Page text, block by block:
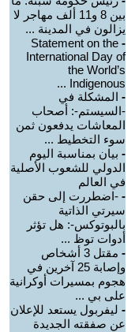
بين 8 و11 ألف مهاجر لا
يزالون في المدينة ...
-
Statement on the
International Day of
the World’s
Indigenous ...
- المشكلة في
-السيستم-: أصحاب
المعاشات يدفعون ثمن
سوء التخطيط ...
- بيان بمناسبة اليوم
الدولي للشعوب الأصلية
في العالم
- -اضطررت إلى حقن
سيرتي الذاتية
بالبوتوكس-: هل تؤثر
أدوات توظ ...
-
مقتل 3 أشخاص
وإصابة 25 آخرين في
هجوم بمسيرات أوكرانية
على بي ...
- ليفربول يستعد للإعلان
عن صفقته الجديدة